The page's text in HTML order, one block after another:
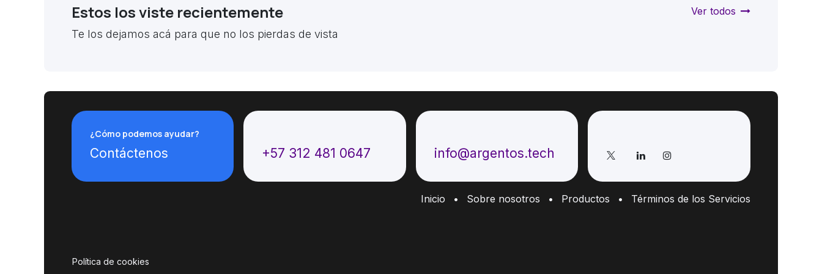
Estos los viste recientemente
Te los dejamos acá para que no los pierdas de vista
Ver todos
¿Cómo podemos ayudar?
Contáctenos +57 312 481 0647 info@argentos.tech
Inicio • Sobre nosotros • Productos • Términos de los Servicios
Política de cookies